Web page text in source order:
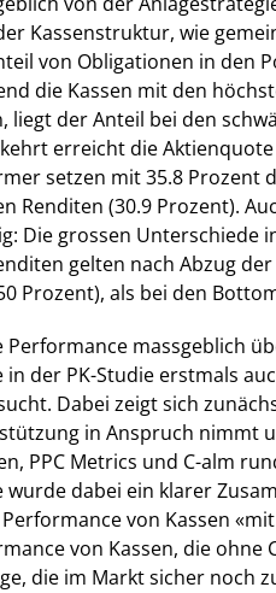
Kassenstruktur, wie
von Obligationen in den
die Kassen mit den
liegt der Anteil bei den
erreicht die
setzen mit 35.8 Prozent
Renditen (30.9 Prozent).
Die grossen Unterschiede
gelten nach Abzug
Prozent), als bei den
Performance massgeblich
in der PK-Studie erstmals
Dabei zeigt sich
in Anspruch nimmt
PPC Metrics und C-alm
wurde dabei ein klarer
von Kassen
von Kassen, die ohne
die im Markt sicher noch